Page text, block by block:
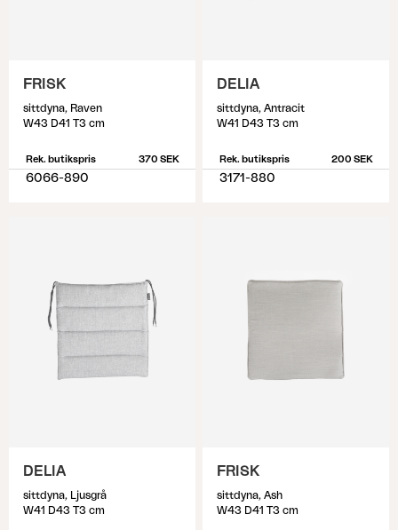
FRISK
sittdyna, Raven
W43 D41 T3 cm
Rek. butikspris 370 SEK
6066-890
DELIA
sittdyna, Antracit
W41 D43 T3 cm
Rek. butikspris 200 SEK
3171-880
DELIA
sittdyna, Ljusgrå
W41 D43 T3 cm
FRISK
sittdyna, Ash
W43 D41 T3 cm